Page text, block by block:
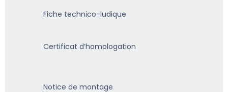
Fiche technico-ludique
Certificat d’homologation
Notice de montage